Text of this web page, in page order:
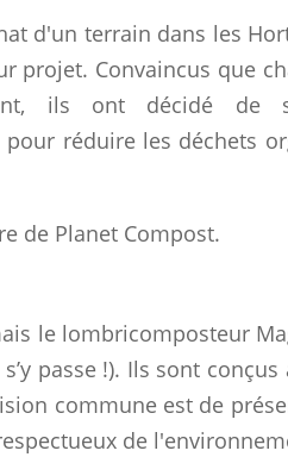
d'un terrain dans les
projet. Convaincus que
ils ont décidé de
réduire les déchets
de Planet Compost.
le lombricomposteur
passe !). Ils sont
commune est de
de